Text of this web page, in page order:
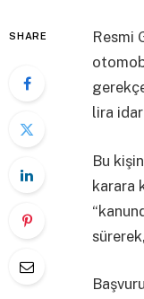
SHARE
Resmi
lira
Bu
karara